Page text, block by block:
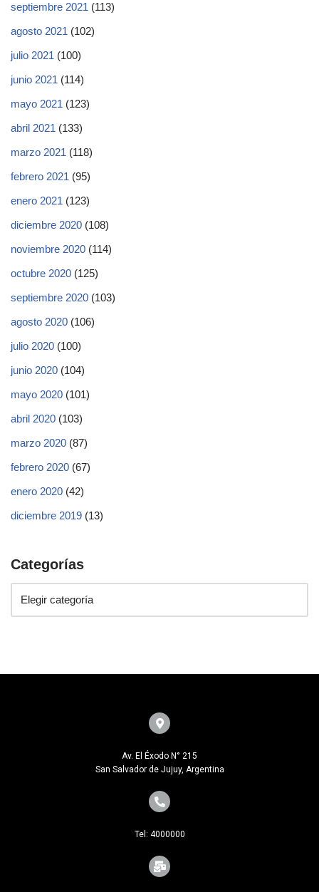
septiembre 2021 (113)
agosto 2021 (102)
julio 2021 (100)
junio 2021 (114)
mayo 2021 (123)
abril 2021 (133)
marzo 2021 (118)
febrero 2021 (95)
enero 2021 (123)
diciembre 2020 (108)
noviembre 2020 (114)
octubre 2020 (125)
septiembre 2020 (103)
agosto 2020 (106)
julio 2020 (100)
junio 2020 (104)
mayo 2020 (101)
abril 2020 (103)
marzo 2020 (87)
febrero 2020 (67)
enero 2020 (42)
diciembre 2019 (13)
Categorías
Av. El Éxodo N° 215
San Salvador de Jujuy, Argentina
Tel: 4000000